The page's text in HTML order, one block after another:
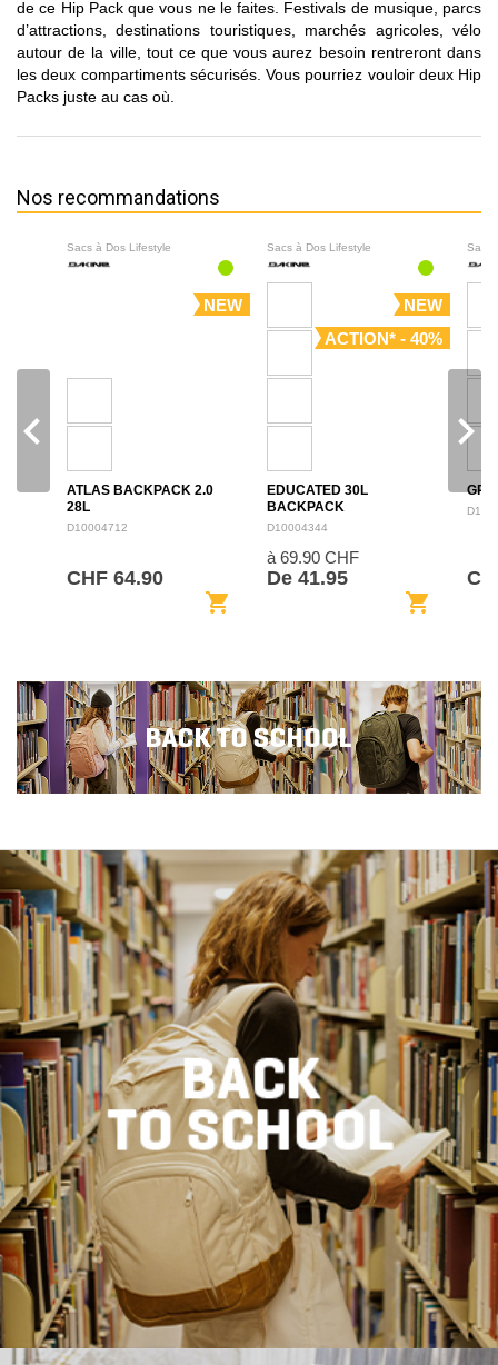
de ce Hip Pack que vous ne le faites. Festivals de musique, parcs
d’attractions, destinations touristiques, marchés agricoles, vélo
autour de la ville, tout ce que vous aurez besoin rentreront dans
les deux compartiments sécurisés. Vous pourriez vouloir deux Hip
Packs juste au cas où.
Nos recommandations
Sacs à Dos Lifestyle
NEW
ATLAS BACKPACK 2.0
28L
D10004712
CHF 64.90
shopping_cart
Sacs à Dos Lifestyle
NEW
ACTION* - 40%
EDUCATED 30L
BACKPACK
D10004344
à 69.90 CHF
De 41.95
shopping_cart
Sacs
navigate_before navigate_next